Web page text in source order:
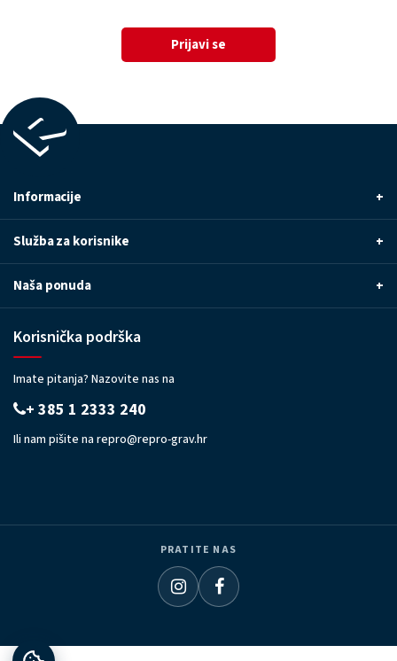
Prijavi se
Informacije +
Služba za korisnike +
Naša ponuda +
Korisnička podrška
Imate pitanja? Nazovite nas na
+ 385 1 2333 240
Ili nam pišite na repro@repro-grav.hr
PRATITE NAS